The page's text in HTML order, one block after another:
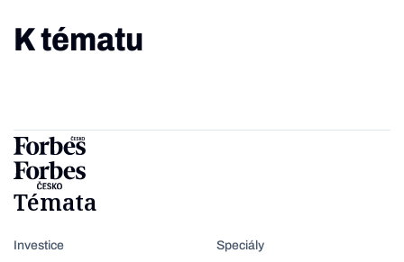
K tématu
Témata
Investice
Speciály